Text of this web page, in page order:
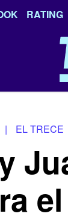
RATING
| EL TRECE